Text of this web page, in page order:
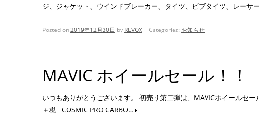
ジ、ジャケット、ウインドブレーカー、タイツ、ビブタイツ、レーサ
Posted on2019年12月30日 by REVOX Categories: お知らせ
MAVIC ホイールセール！！
いつもありがとうございます。 初売り第二弾は、MAVICホイール
＋税 COSMIC PRO CARBO…